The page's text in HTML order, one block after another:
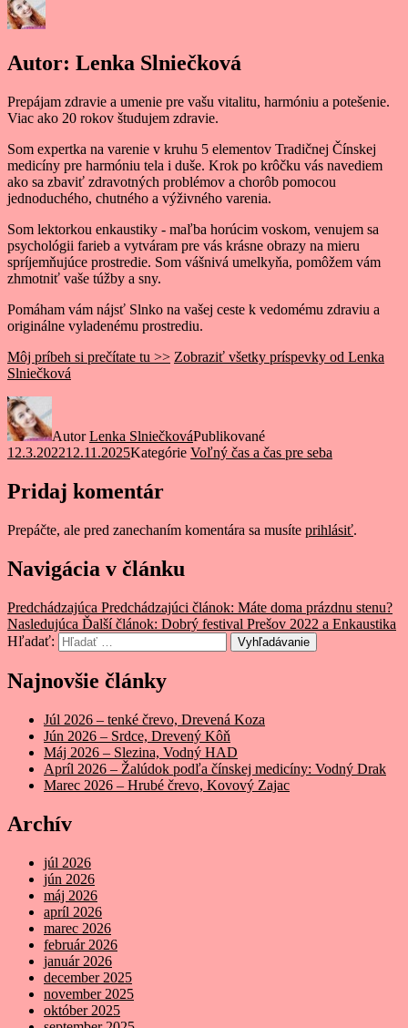
Autor: Lenka Slniečková
Prepájam zdravie a umenie pre vašu vitalitu, harmóniu a potešenie.
Viac ako 20 rokov študujem zdravie.
Som expertka na varenie v kruhu 5 elementov Tradičnej Čínskej
medicíny pre harmóniu tela i duše. Krok po krôčku vás navediem
ako sa zbaviť zdravotných problémov a chorôb pomocou
jednoduchého, chutného a výživného varenia.
Som lektorkou enkaustiky - maľba horúcim voskom, venujem sa
psychológii farieb a vytváram pre vás krásne obrazy na mieru
spríjemňujúce prostredie. Som vášnivá umelkyňa, pomôžem vám
zhmotniť vaše túžby a sny.
Pomáham vám nájsť Slnko na vašej ceste k vedomému zdraviu a
originálne vyladenému prostrediu.
Môj príbeh si prečítate tu >> Zobraziť všetky príspevky od Lenka
Slniečková
AutorLenka SlniečkováPublikované
12.3.202212.11.2025Kategórie Voľný čas a čas pre seba
Pridaj komentár
Prepáčte, ale pred zanechaním komentára sa musíte prihlásiť.
Navigácia v článku
Predchádzajúca Predchádzajúci článok: Máte doma prázdnu stenu?
Nasledujúca Ďalší článok: Dobrý festival Prešov 2022 a Enkaustika
Hľadať:
Vyhľadávanie
Najnovšie články
Júl 2026 – tenké črevo, Drevená Koza
Jún 2026 – Srdce, Drevený Kôň
Máj 2026 – Slezina, Vodný HAD
Apríl 2026 – Žalúdok podľa čínskej medicíny: Vodný Drak
Marec 2026 – Hrubé črevo, Kovový Zajac
Archív
júl 2026
jún 2026
máj 2026
apríl 2026
marec 2026
február 2026
január 2026
december 2025
november 2025
október 2025